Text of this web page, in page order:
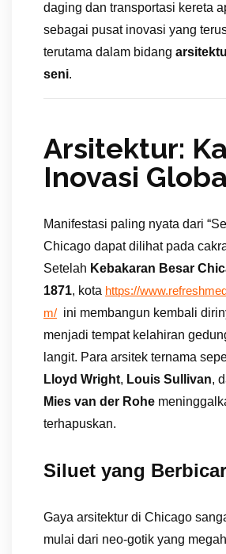
daging dan transportasi kereta
sebagai pusat inovasi yang
terutama dalam bidang
seni.
Arsitektur:
Inovasi
Manifestasi paling nyata dari
Chicago dapat dilihat pada
Setelah Kebakaran Besar
1871, kota https://
m/ ini membangun kembali
menjadi tempat kelahiran
langit. Para arsitek ternama
Lloyd Wright, Louis Sullivan,
Mies van der Rohe
terhapuskan.
Siluet yang
Gaya arsitektur di Chicago
mulai dari neo-gotik yang